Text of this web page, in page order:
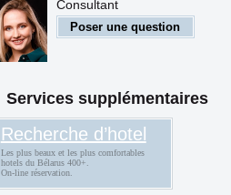
étrangers
Consultant
Poser une question
Services supplémentaires
Recherche d’hotel
Les plus beaux et les plus comfortables
hotels du Bélarus 400+.
On-line réservation.